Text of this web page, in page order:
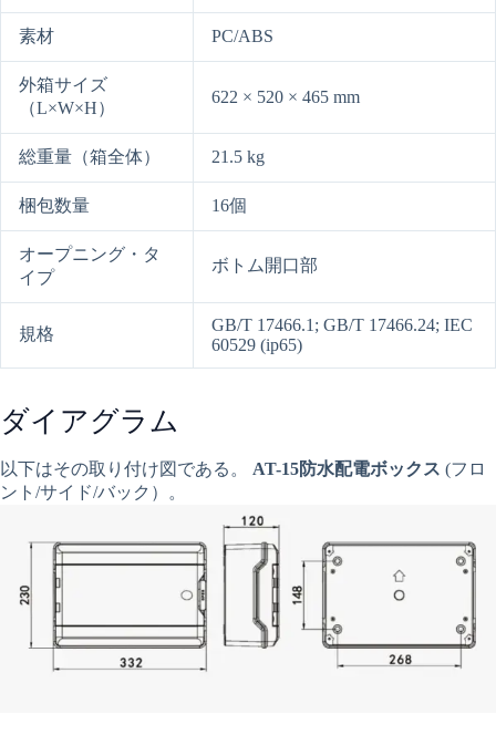
素材 PC/ABS
外箱サイズ
（L×W×H）
622 × 520 × 465 mm
総重量（箱全体） 21.5 kg
梱包数量 16個
オープニング・タ
イプ
ボトム開口部
規格
GB/T 17466.1; GB/T 17466.24; IEC
60529 (ip65)
ダイアグラム
以下はその取り付け図である。 AT-15防水配電ボックス (フロ
ント/サイド/バック）。